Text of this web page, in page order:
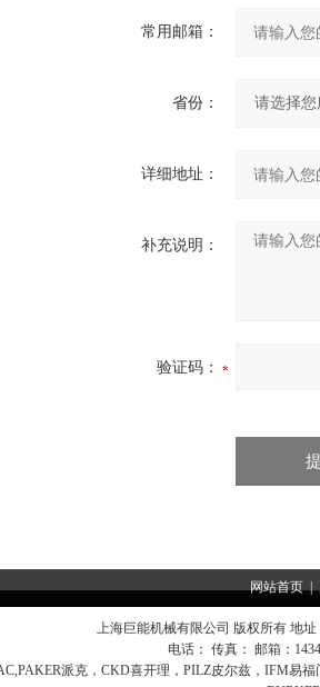
常用邮箱：
省份：
详细地址：
补充说明：
验证码：
网站首页|
上海巨能机械有限公司 版权所有 地
电话： 传真： 邮箱：
派克，CKD喜开理，PILZ皮尔兹，IFM易